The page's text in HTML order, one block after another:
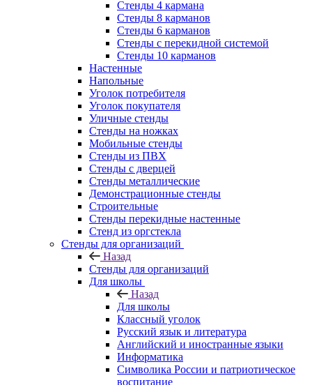
Стенды 4 кармана
Стенды 8 карманов
Стенды 6 карманов
Стенды с перекидной системой
Стенды 10 карманов
Настенные
Напольные
Уголок потребителя
Уголок покупателя
Уличные стенды
Стенды на ножках
Мобильные стенды
Стенды из ПВХ
Стенды с дверцей
Стенды металлические
Демонстрационные стенды
Строительные
Стенды перекидные настенные
Стенд из оргстекла
Стенды для организаций
Назад
Стенды для организаций
Для школы
Назад
Для школы
Классный уголок
Русский язык и литература
Английский и иностранные языки
Информатика
Символика России и патриотическое
воспитание